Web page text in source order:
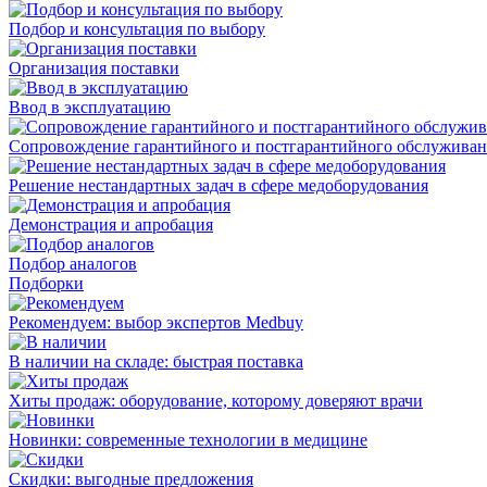
Подбор и консультация по выбору
Организация поставки
Ввод в эксплуатацию
Сопровождение гарантийного и постгарантийного
Решение нестандартных задач в сфере медоборудования
Демонстрация и апробация
Подбор аналогов
Подборки
Рекомендуем: выбор экспертов Medbuy
В наличии на складе: быстрая поставка
Хиты продаж: оборудование, которому доверяют врачи
Новинки: современные технологии в медицине
Скидки: выгодные предложения